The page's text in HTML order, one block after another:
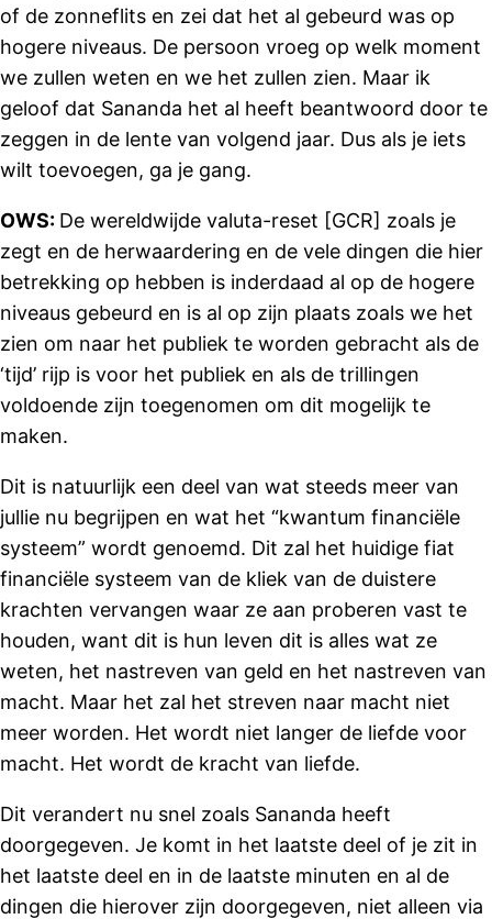
of de zonneflits en zei dat het al gebeurd was op
hogere niveaus. De persoon vroeg op welk moment
we zullen weten en we het zullen zien. Maar ik
geloof dat Sananda het al heeft beantwoord door te
zeggen in de lente van volgend jaar. Dus als je iets
wilt toevoegen, ga je gang.
OWS: De wereldwijde valuta-reset [GCR] zoals je
zegt en de herwaardering en de vele dingen die hier
betrekking op hebben is inderdaad al op de hogere
niveaus gebeurd en is al op zijn plaats zoals we het
zien om naar het publiek te worden gebracht als de
‘tijd’ rijp is voor het publiek en als de trillingen
voldoende zijn toegenomen om dit mogelijk te
maken.
Dit is natuurlijk een deel van wat steeds meer van
jullie nu begrijpen en wat het “kwantum financiële
systeem” wordt genoemd. Dit zal het huidige fiat
financiële systeem van de kliek van de duistere
krachten vervangen waar ze aan proberen vast te
houden, want dit is hun leven dit is alles wat ze
weten, het nastreven van geld en het nastreven van
macht. Maar het zal het streven naar macht niet
meer worden. Het wordt niet langer de liefde voor
macht. Het wordt de kracht van liefde.
Dit verandert nu snel zoals Sananda heeft
doorgegeven. Je komt in het laatste deel of je zit in
het laatste deel en in de laatste minuten en al de
dingen die hierover zijn doorgegeven, niet alleen via